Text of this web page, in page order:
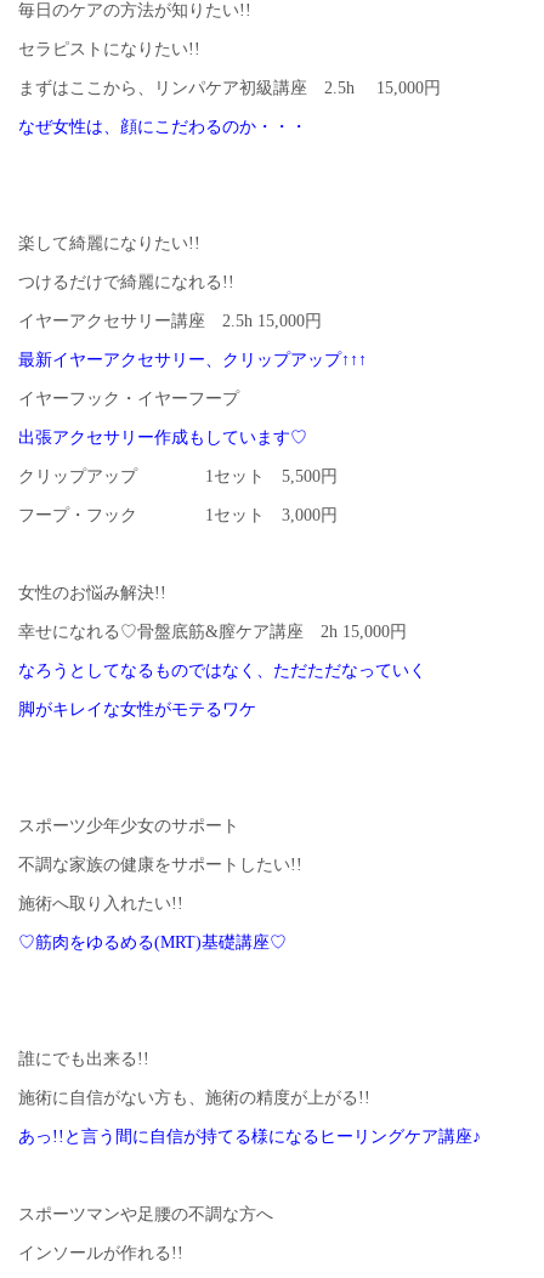
毎日のケアの方法が知りたい!!
セラピストになりたい!!
まずはここから、リンパケア初級講座 2.5h 15,000円
なぜ女性は、顔にこだわるのか・・・
楽して綺麗になりたい!!
つけるだけで綺麗になれる!!
イヤーアクセサリー講座 2.5h 15,000円
最新イヤーアクセサリー、クリップアップ↑↑↑
イヤーフック・イヤーフープ
出張アクセサリー作成もしています♡
クリップアップ 1セット 5,500円
フープ・フック 1セット 3,000円
女性のお悩み解決!!
幸せになれる♡骨盤底筋&膣ケア講座 2h 15,000円
なろうとしてなるものではなく、ただただなっていく
脚がキレイな女性がモテるワケ
スポーツ少年少女のサポート
不調な家族の健康をサポートしたい!!
施術へ取り入れたい!!
♡筋肉をゆるめる(MRT)基礎講座♡
誰にでも出来る!!
施術に自信がない方も、施術の精度が上がる!!
あっ!!と言う間に自信が持てる様になるヒーリングケア講座♪
スポーツマンや足腰の不調な方へ
インソールが作れる!!